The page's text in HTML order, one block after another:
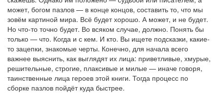
может, богом пазлов — в конце концов, составить то, что мы
зовём картиной мира. Всё будет хорошо. А может, и не будет.
Но что-то точно будет. Во всяком случае, должно. Понять бы
только — что. Когда и с кем. И кто. Вы ищете подсказки, какие-
то зацепки, знакомые черты. Конечно, для начала всего
важнее выяснить, как выглядят их лица: приветливые, хмурые,
решительные, строгие, плаксивые и милые — иначе говоря,
таинственные лица героев этой книги. Тогда процесс по
сборке пазлов пойдёт куда быстрее.